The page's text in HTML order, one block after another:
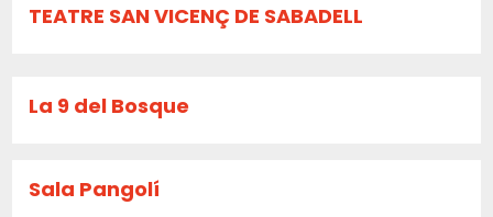
TEATRE SAN VICENÇ DE SABADELL
La 9 del Bosque
Sala Pangolí